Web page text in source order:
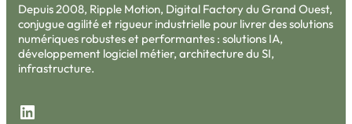
Depuis 2008, Ripple Motion, Digital Factory du Grand Ouest,
conjugue agilité et rigueur industrielle pour livrer des solutions
numériques robustes et performantes : solutions IA,
développement logiciel métier, architecture du SI,
infrastructure.
LinkedIn